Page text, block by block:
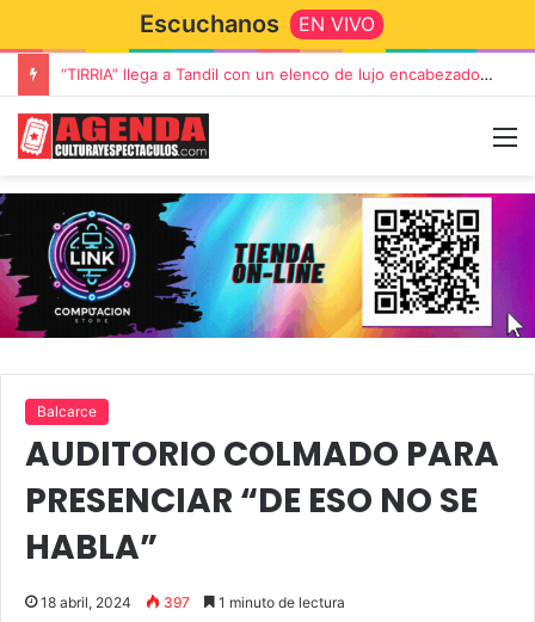
Escuchanos EN VIVO
“TIRRIA” llega a Tandil con un elenco de lujo encabezado por Capusotto, Spregelburd y Stefani
Balcarce
AUDITORIO COLMADO PARA
PRESENCIAR “DE ESO NO SE
HABLA”
18 abril, 2024 397 1 minuto de lectura